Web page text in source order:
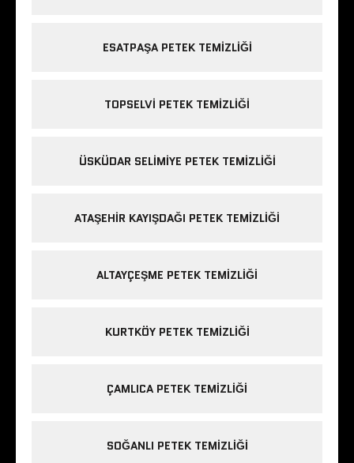
ESATPAŞA PETEK TEMIZLIĞI
TOPSELVI PETEK TEMIZLIĞI
ÜSKÜDAR SELIMIYE PETEK TEMIZLIĞI
ATAŞEHIR KAYIŞDAĞI PETEK TEMIZLIĞI
ALTAYÇEŞME PETEK TEMIZLIĞI
KURTKÖY PETEK TEMIZLIĞI
ÇAMLICA PETEK TEMIZLIĞI
SOĞANLI PETEK TEMIZLIĞI